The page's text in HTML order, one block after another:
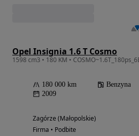
Opel Insignia 1.6 T Cosmo
180 000 km Benzyna
2009
Zagórze (Małopolskie)
Firma • Podbite